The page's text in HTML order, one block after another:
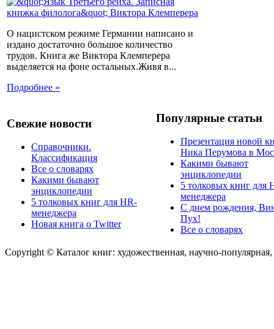
О нацистском режиме Германии написано и
издано достаточно большое количество
трудов. Книга же Виктора Клемперера
выделяется на фоне остальных.Живя в...
Подробнее »
Свежие новости
Справочники.
Классификация
Все о словарях
Какими бывают
энциклопедии
5 толковых книг для HR-
менеджера
Новая книга о Twitter
Популярные статьи
Презентация новой
Ника Перумова в
Какими бывают
энциклопедии
5 толковых книг для
менеджера
С днем рождения,
Пух!
Все о словарях
Copyright © Каталог книг: художественная, научно-